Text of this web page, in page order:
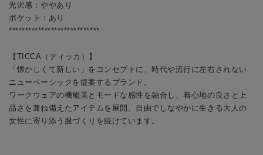
光沢感：ややあり
ポケット：あり
****************************
【TICCA（ティッカ）】
「懐かしくて新しい」をコンセプトに、時代や流行に左右されない
ニューベーシックを提案するブランド。
ワークウェアの機能美とモードな感性を融合し、着心地の良さと上
品さを兼ね備えたアイテムを展開。自由でしなやかに生きる大人の
女性に寄り添う服づくりを続けています。